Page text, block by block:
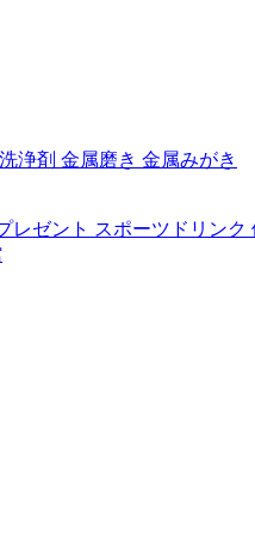
浄剤 金属磨き 金属みがき
ゼント スポーツドリン